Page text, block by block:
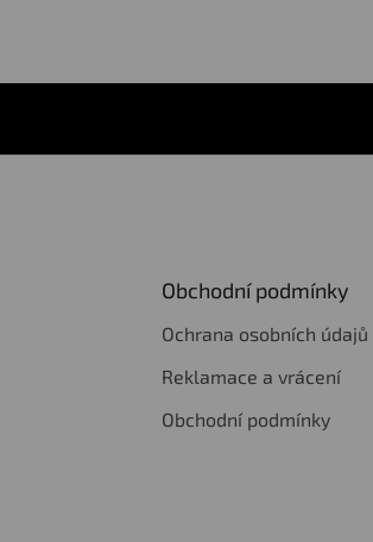
Obchodní podmínky
Ochrana osobních údajů
Reklamace a vrácení
Obchodní podmínky